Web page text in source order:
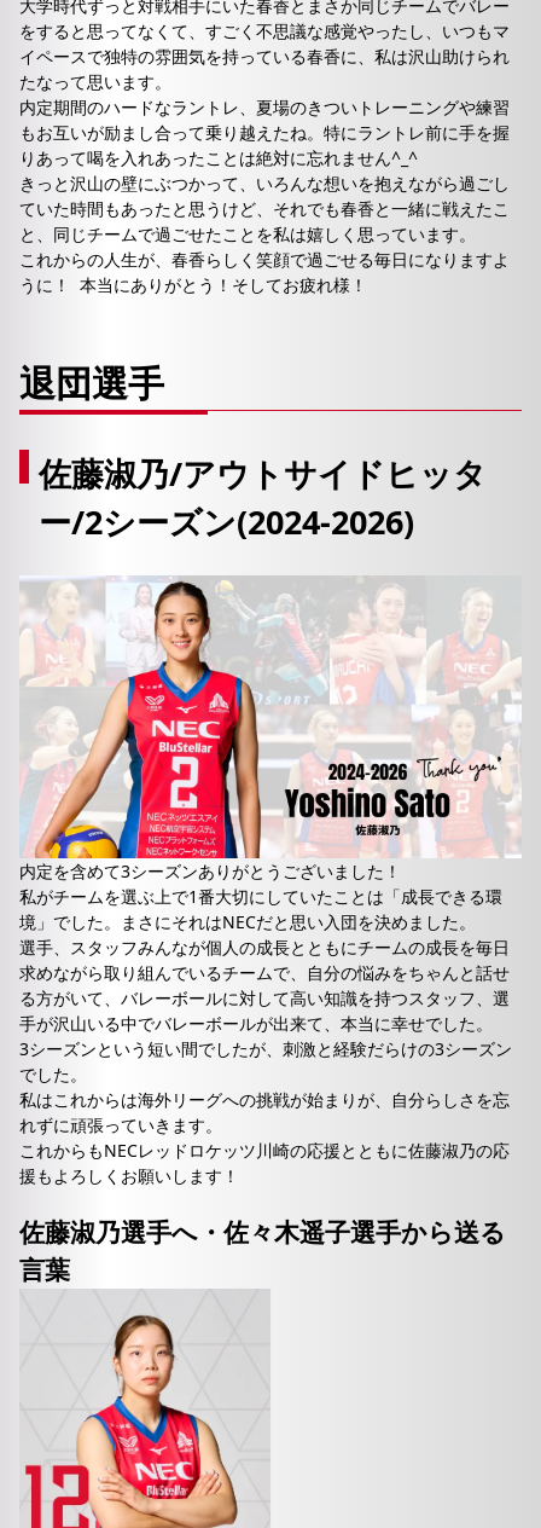
大学時代ずっと対戦相手にいた春香とまさか同じチームでバレー
をすると思ってなくて、すごく不思議な感覚やったし、いつもマ
イペースで独特の雰囲気を持っている春香に、私は沢山助けられ
たなって思います。
内定期間のハードなラントレ、夏場のきついトレーニングや練習
もお互いが励まし合って乗り越えたね。特にラントレ前に手を握
りあって喝を入れあったことは絶対に忘れません^_^
きっと沢山の壁にぶつかって、いろんな想いを抱えながら過ごし
ていた時間もあったと思うけど、それでも春香と一緒に戦えたこ
と、同じチームで過ごせたことを私は嬉しく思っています。
これからの人生が、春香らしく笑顔で過ごせる毎日になりますよ
うに！ 本当にありがとう！そしてお疲れ様！
退団選手
佐藤淑乃/アウトサイドヒッタ
ー/2シーズン(2024-2026)
内定を含めて3シーズンありがとうございました！
私がチームを選ぶ上で1番大切にしていたことは「成長できる環
境」でした。まさにそれはNECだと思い入団を決めました。
選手、スタッフみんなが個人の成長とともにチームの成長を毎日
求めながら取り組んでいるチームで、自分の悩みをちゃんと話せ
る方がいて、バレーボールに対して高い知識を持つスタッフ、選
手が沢山いる中でバレーボールが出来て、本当に幸せでした。
3シーズンという短い間でしたが、刺激と経験だらけの3シーズン
でした。
私はこれからは海外リーグへの挑戦が始まりが、自分らしさを忘
れずに頑張っていきます。
これからもNECレッドロケッツ川崎の応援とともに佐藤淑乃の応
援もよろしくお願いします！
佐藤淑乃選手へ・佐々木遥子選手から送る
言葉